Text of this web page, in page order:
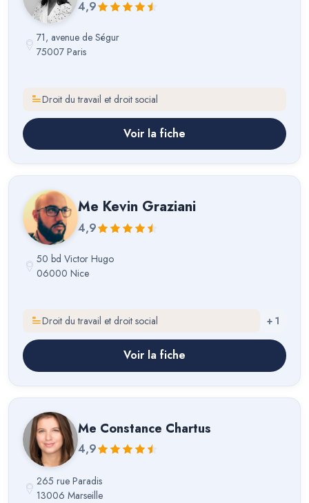
4,9
71, avenue de Ségur
75007 Paris
Droit du travail et droit social
Voir la fiche
Me Kevin Graziani
4,9
50 bd Victor Hugo
06000 Nice
Droit du travail et droit social + 1
Voir la fiche
Me Constance Chartus
4,9
265 rue Paradis
13006 Marseille